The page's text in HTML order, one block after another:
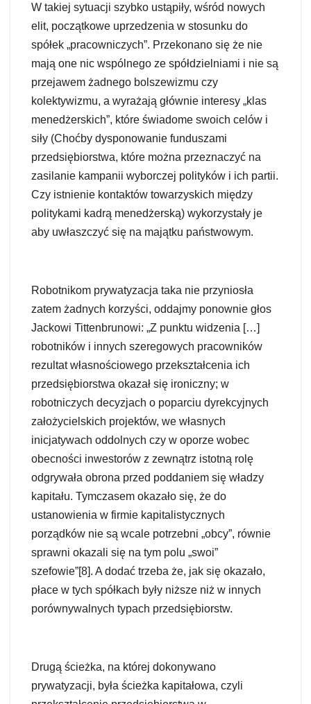
W takiej sytuacji szybko ustąpiły, wśród nowych
elit, początkowe uprzedzenia w stosunku do
spółek „pracowniczych”. Przekonano się że nie
mają one nic wspólnego ze spółdzielniami i nie są
przejawem żadnego bolszewizmu czy
kolektywizmu, a wyrażają głównie interesy „klas
menedżerskich”, które świadome swoich celów i
siły (Choćby dysponowanie funduszami
przedsiębiorstwa, które można przeznaczyć na
zasilanie kampanii wyborczej polityków i ich partii.
Czy istnienie kontaktów towarzyskich między
politykami kadrą menedżerską) wykorzystały je
aby uwłaszczyć się na majątku państwowym.
Robotnikom prywatyzacja taka nie przyniosła
zatem żadnych korzyści, oddajmy ponownie głos
Jackowi Tittenbrunowi: „Z punktu widzenia […]
robotników i innych szeregowych pracowników
rezultat własnościowego przekształcenia ich
przedsiębiorstwa okazał się ironiczny; w
robotniczych decyzjach o poparciu dyrekcyjnych
założycielskich projektów, we własnych
inicjatywach oddolnych czy w oporze wobec
obecności inwestorów z zewnątrz istotną rolę
odgrywała obrona przed poddaniem się władzy
kapitału. Tymczasem okazało się, że do
ustanowienia w firmie kapitalistycznych
porządków nie są wcale potrzebni „obcy”, równie
sprawni okazali się na tym polu „swoi”
szefowie”[8]. A dodać trzeba że, jak się okazało,
płace w tych spółkach były niższe niż w innych
porównywalnych typach przedsiębiorstw.
Drugą ścieżka, na której dokonywano
prywatyzacji, była ścieżka kapitałowa, czyli